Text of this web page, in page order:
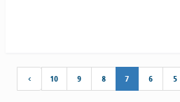
5
6
7
8
9
10
›